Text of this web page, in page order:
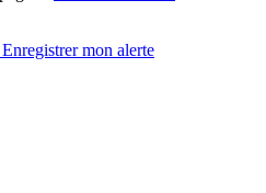
Enregistrermon alerte